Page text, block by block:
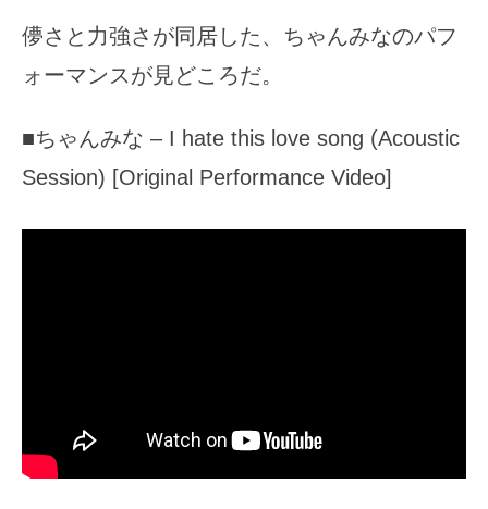
儚さと力強さが同居した、ちゃんみなのパフ
ォーマンスが見どころだ。
■ちゃんみな – I hate this love song (Acoustic
Session) [Original Performance Video]